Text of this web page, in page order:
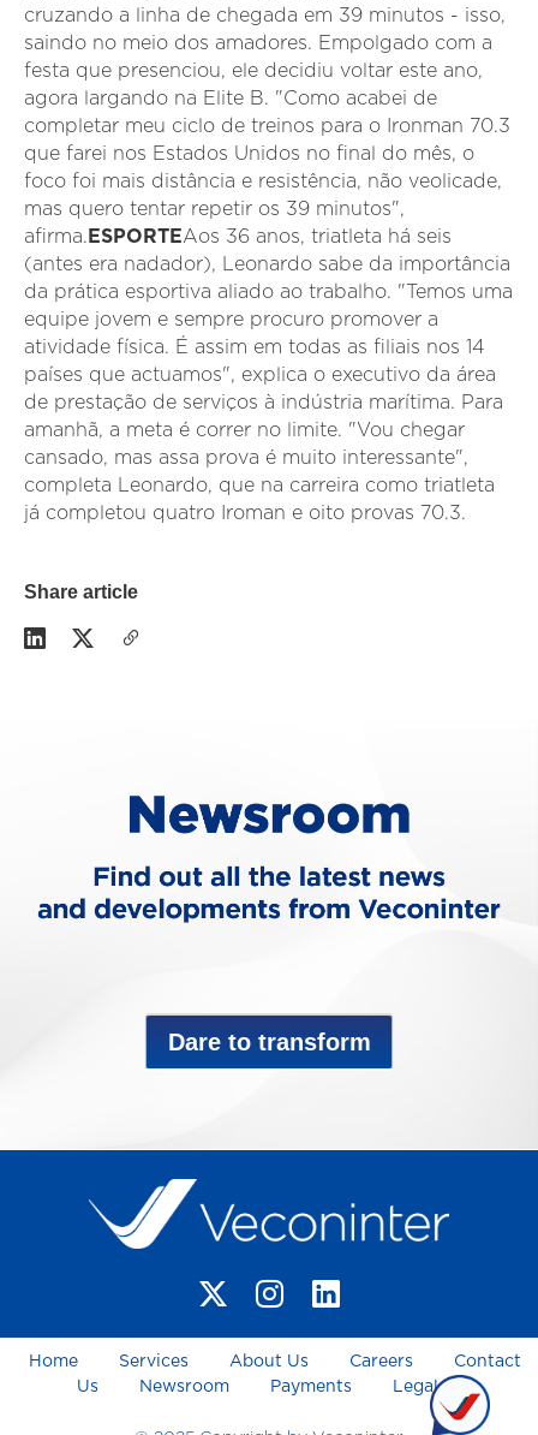
cruzando a linha de chegada em 39 minutos - isso,
saindo no meio dos amadores. Empolgado com a
festa que presenciou, ele decidiu voltar este ano,
agora largando na Elite B. "Como acabei de
completar meu ciclo de treinos para o Ironman 70.3
que farei nos Estados Unidos no final do mês, o
foco foi mais distância e resistência, não veolicade,
mas quero tentar repetir os 39 minutos",
afirma. ESPORTEAos 36 anos, triatleta há seis
(antes era nadador), Leonardo sabe da importância
da prática esportiva aliado ao trabalho. "Temos uma
equipe jovem e sempre procuro promover a
atividade física. É assim em todas as filiais nos 14
países que actuamos", explica o executivo da área
de prestação de serviços à indústria marítima. Para
amanhã, a meta é correr no limite. "Vou chegar
cansado, mas assa prova é muito interessante",
completa Leonardo, que na carreira como triatleta
já completou quatro Iroman e oito provas 70.3.
Share article
Dare to transform
Home Services About Us Careers
Contact
Us
Newsroom Payments Legal